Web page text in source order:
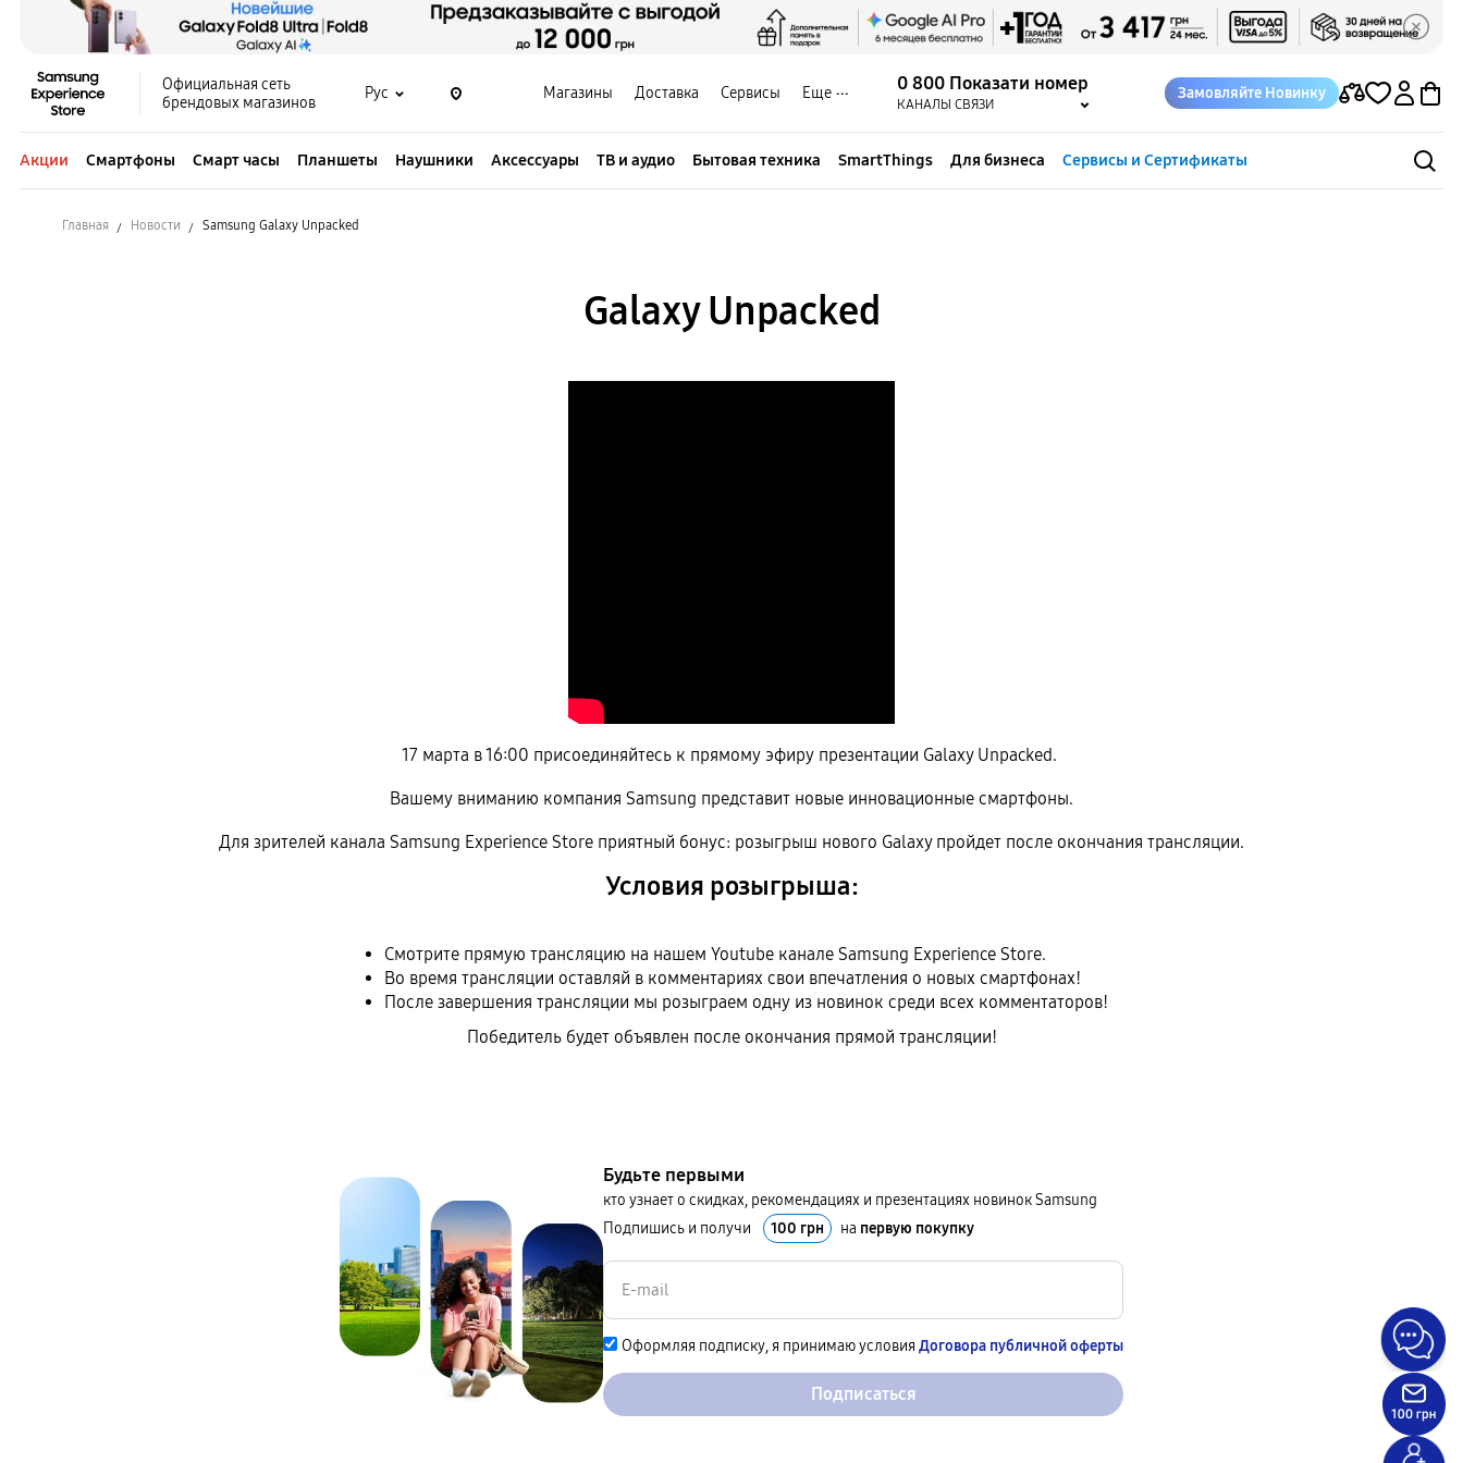
Официальная сеть
брендовых магазинов
Рус Магазины Доставка Сервисы Еще 0 800 Показати номер
КАНАЛЫ СВЯЗИ
Замовляйте Новинку
Акции Смартфоны Смарт часы Планшеты Наушники Аксессуары ТВ и аудио Бытовая техника SmartThings Для бизнеса Сервисы и Сертификаты
Главная Новости Samsung Galaxy Unpacked
Galaxy Unpacked
17 марта в 16:00 присоединяйтесь к прямому эфиру презентации Galaxy Unpacked.
Вашему вниманию компания Samsung представит новые инновационные смартфоны.
Для зрителей канала Samsung Experience Store приятный бонус: розыгрыш нового Galaxy пройдет после окончания трансляции.
Условия розыгрыша:
Смотрите прямую трансляцию на нашем Youtube канале Samsung Experience Store.
Во время трансляции оставляй в комментариях свои впечатления о новых смартфонах!
После завершения трансляции мы розыграем одну из новинок среди всех комментаторов!
Победитель будет объявлен после окончания прямой трансляции!
Будьте первыми
кто узнает о скидках, рекомендациях и презентациях новинок Samsung
Подпишись и получи
100 грн на первую покупку
Оформляя подписку, я принимаю условия Договора публичной оферты
Подписаться